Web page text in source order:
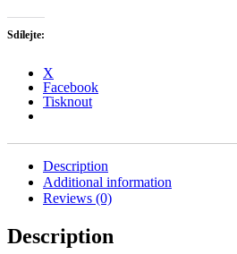
Sdílejte:
X
Facebook
Tisknout
Description
Additional information
Reviews (0)
Description